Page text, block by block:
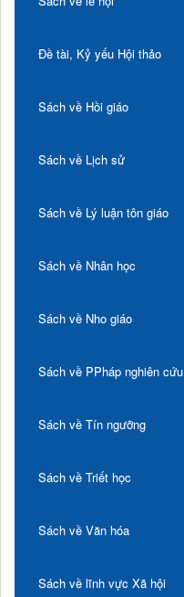
Đề tài, Kỷ yếu Hội thảo
Sách về Hồi giáo
Sách về Lịch sử
Sách về Lý luận tôn giáo
Sách về Nhân học
Sách về Nho giáo
Sách về PPháp nghiên cứu
Sách về Tín ngưỡng
Sách về Triết học
Sách về Văn hóa
Sách về lĩnh vực Xã hội